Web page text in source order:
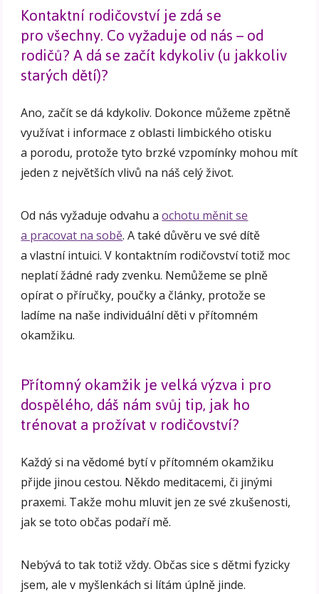
Kontaktní rodičovství je zdá se
pro všechny. Co vyžaduje od nás – od
rodičů? A dá se začít kdykoliv (u jakkoliv
starých dětí)?
Ano, začít se dá kdykoliv. Dokonce můžeme zpětně
využívat i informace z oblasti limbického otisku
a porodu, protože tyto brzké vzpomínky mohou mít
jeden z největších vlivů na náš celý život.
Od nás vyžaduje odvahu aochotu měnit se
a pracovat na sobě. A také důvěru ve své dítě
a vlastní intuici. V kontaktním rodičovství totiž moc
neplatí žádné rady zvenku. Nemůžeme se plně
opírat o příručky, poučky a články, protože se
ladíme na naše individuální děti v přítomném
okamžiku.
Přítomný okamžik je velká výzva i pro
dospělého, dáš nám svůj tip, jak ho
trénovat a prožívat v rodičovství?
Každý si na vědomé bytí v přítomném okamžiku
přijde jinou cestou. Někdo meditacemi, či jinými
praxemi. Takže mohu mluvit jen ze své zkušenosti,
jak se toto občas podaří mě.
Nebývá to tak totiž vždy. Občas sice s dětmi fyzicky
jsem, ale v myšlenkách si lítám úplně jinde.